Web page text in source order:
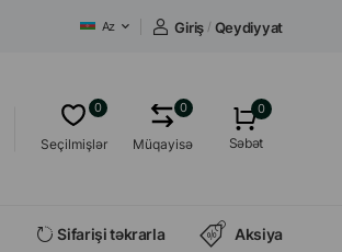
Az Giriş / Qeydiyyat
Seçilmişlər
0
Müqayisə
0 0
Səbət
Sifarişi təkrarla Aksiya